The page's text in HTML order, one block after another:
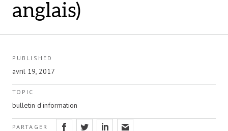
anglais)
PUBLISHED
avril 19, 2017
TOPIC
bulletin d'information
PARTAGER